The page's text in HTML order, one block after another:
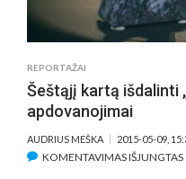
REPORTAŽAI
Šeštąjį kartą išdalinti
apdovanojimai
AUDRIUS MEŠKA 2015-05-09,
KOMENTAVIMAS IŠJUNGTAS